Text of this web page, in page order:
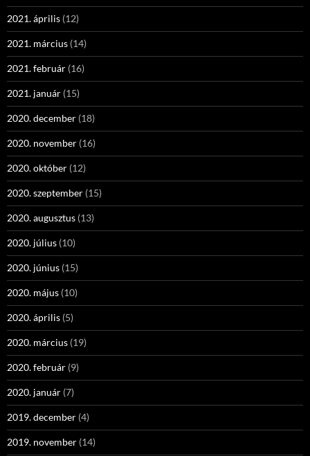
2021. április (12)
2021. március (14)
2021. február (16)
2021. január (15)
2020. december (18)
2020. november (16)
2020. október (12)
2020. szeptember (15)
2020. augusztus (13)
2020. július (10)
2020. június (15)
2020. május (10)
2020. április (5)
2020. március (19)
2020. február (9)
2020. január (7)
2019. december (4)
2019. november (14)